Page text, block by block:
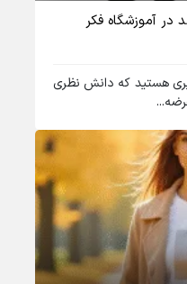
در آموزشگاه فکر
هستید که دانش نظری